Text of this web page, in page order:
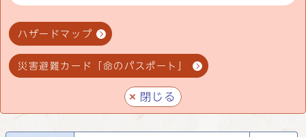
ハザードマップ
災害避難カード「命のパスポート」
閉じる